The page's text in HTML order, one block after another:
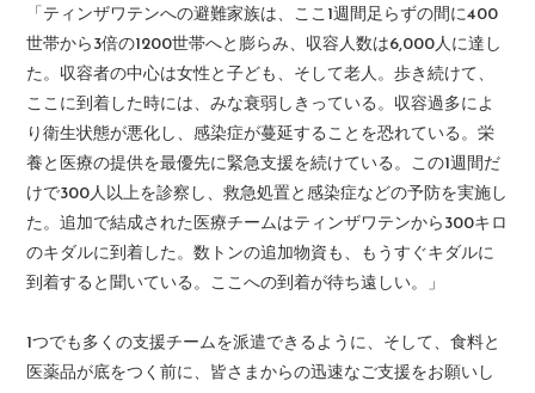
「ティンザワテンへの避難家族は、ここ1週間足らずの間に400
世帯から3倍の1200世帯へと膨らみ、収容人数は6,000人に達し
た。収容者の中心は女性と子ども、そして老人。歩き続けて、
ここに到着した時には、みな衰弱しきっている。収容過多によ
り衛生状態が悪化し、感染症が蔓延することを恐れている。栄
養と医療の提供を最優先に緊急支援を続けている。この1週間だ
けで300人以上を診察し、救急処置と感染症などの予防を実施し
た。追加で結成された医療チームはティンザワテンから300キロ
のキダルに到着した。数トンの追加物資も、もうすぐキダルに
到着すると聞いている。ここへの到着が待ち遠しい。」
1つでも多くの支援チームを派遣できるように、そして、食料と
医薬品が底をつく前に、皆さまからの迅速なご支援をお願いし